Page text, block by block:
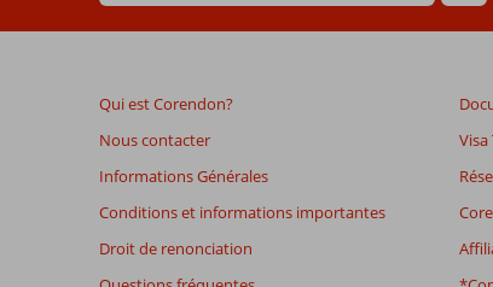
de
plus
mois
ne
plus
affichés
de
garantir
Qui est Corendon?
Nous contacter
Informations Générales
Conditions et informations importantes
Droit de renonciation